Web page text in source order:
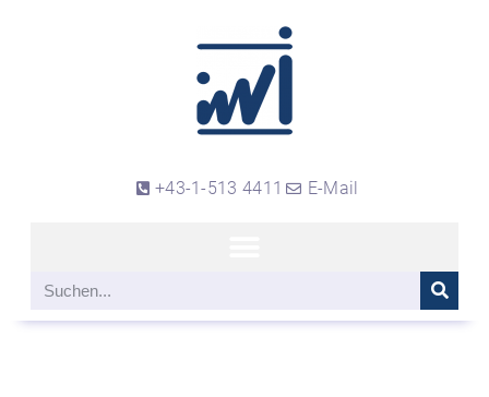
+43-1-513 4411 E-Mail